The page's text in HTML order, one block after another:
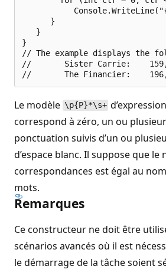
      }
   }
}
// The example displays the
//       Sister Carrie:
Le modèle \p{P}*\s+
correspond à zéro, un ou
ponctuation suivis d’un ou
d’espace blanc. Il suppose que
correspondances est égal au
mots.
Remarques
Ce constructeur ne doit être
scénarios avancés où il est
le démarrage de la tâche soient